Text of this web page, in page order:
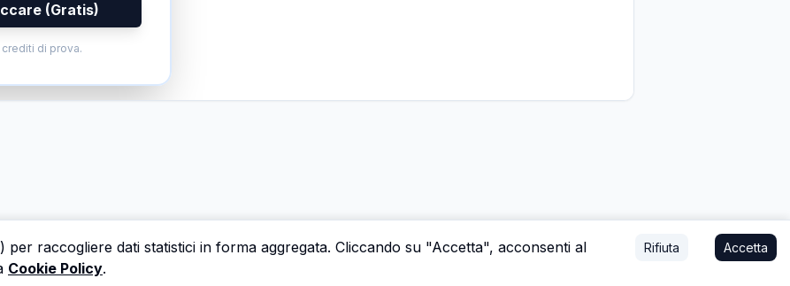
(Gratis)
di prova.
raccogliere dati statistici in forma aggregata. Cliccando su "Accetta", acconsenti al
Cookie Policy.
Rifiuta Accetta